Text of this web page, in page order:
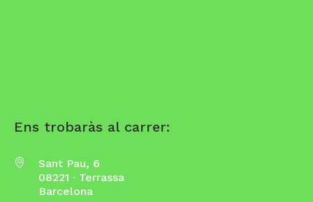
Ens trobaràs al carrer:
Sant Pau, 6
08221 · Terrassa
Barcelona